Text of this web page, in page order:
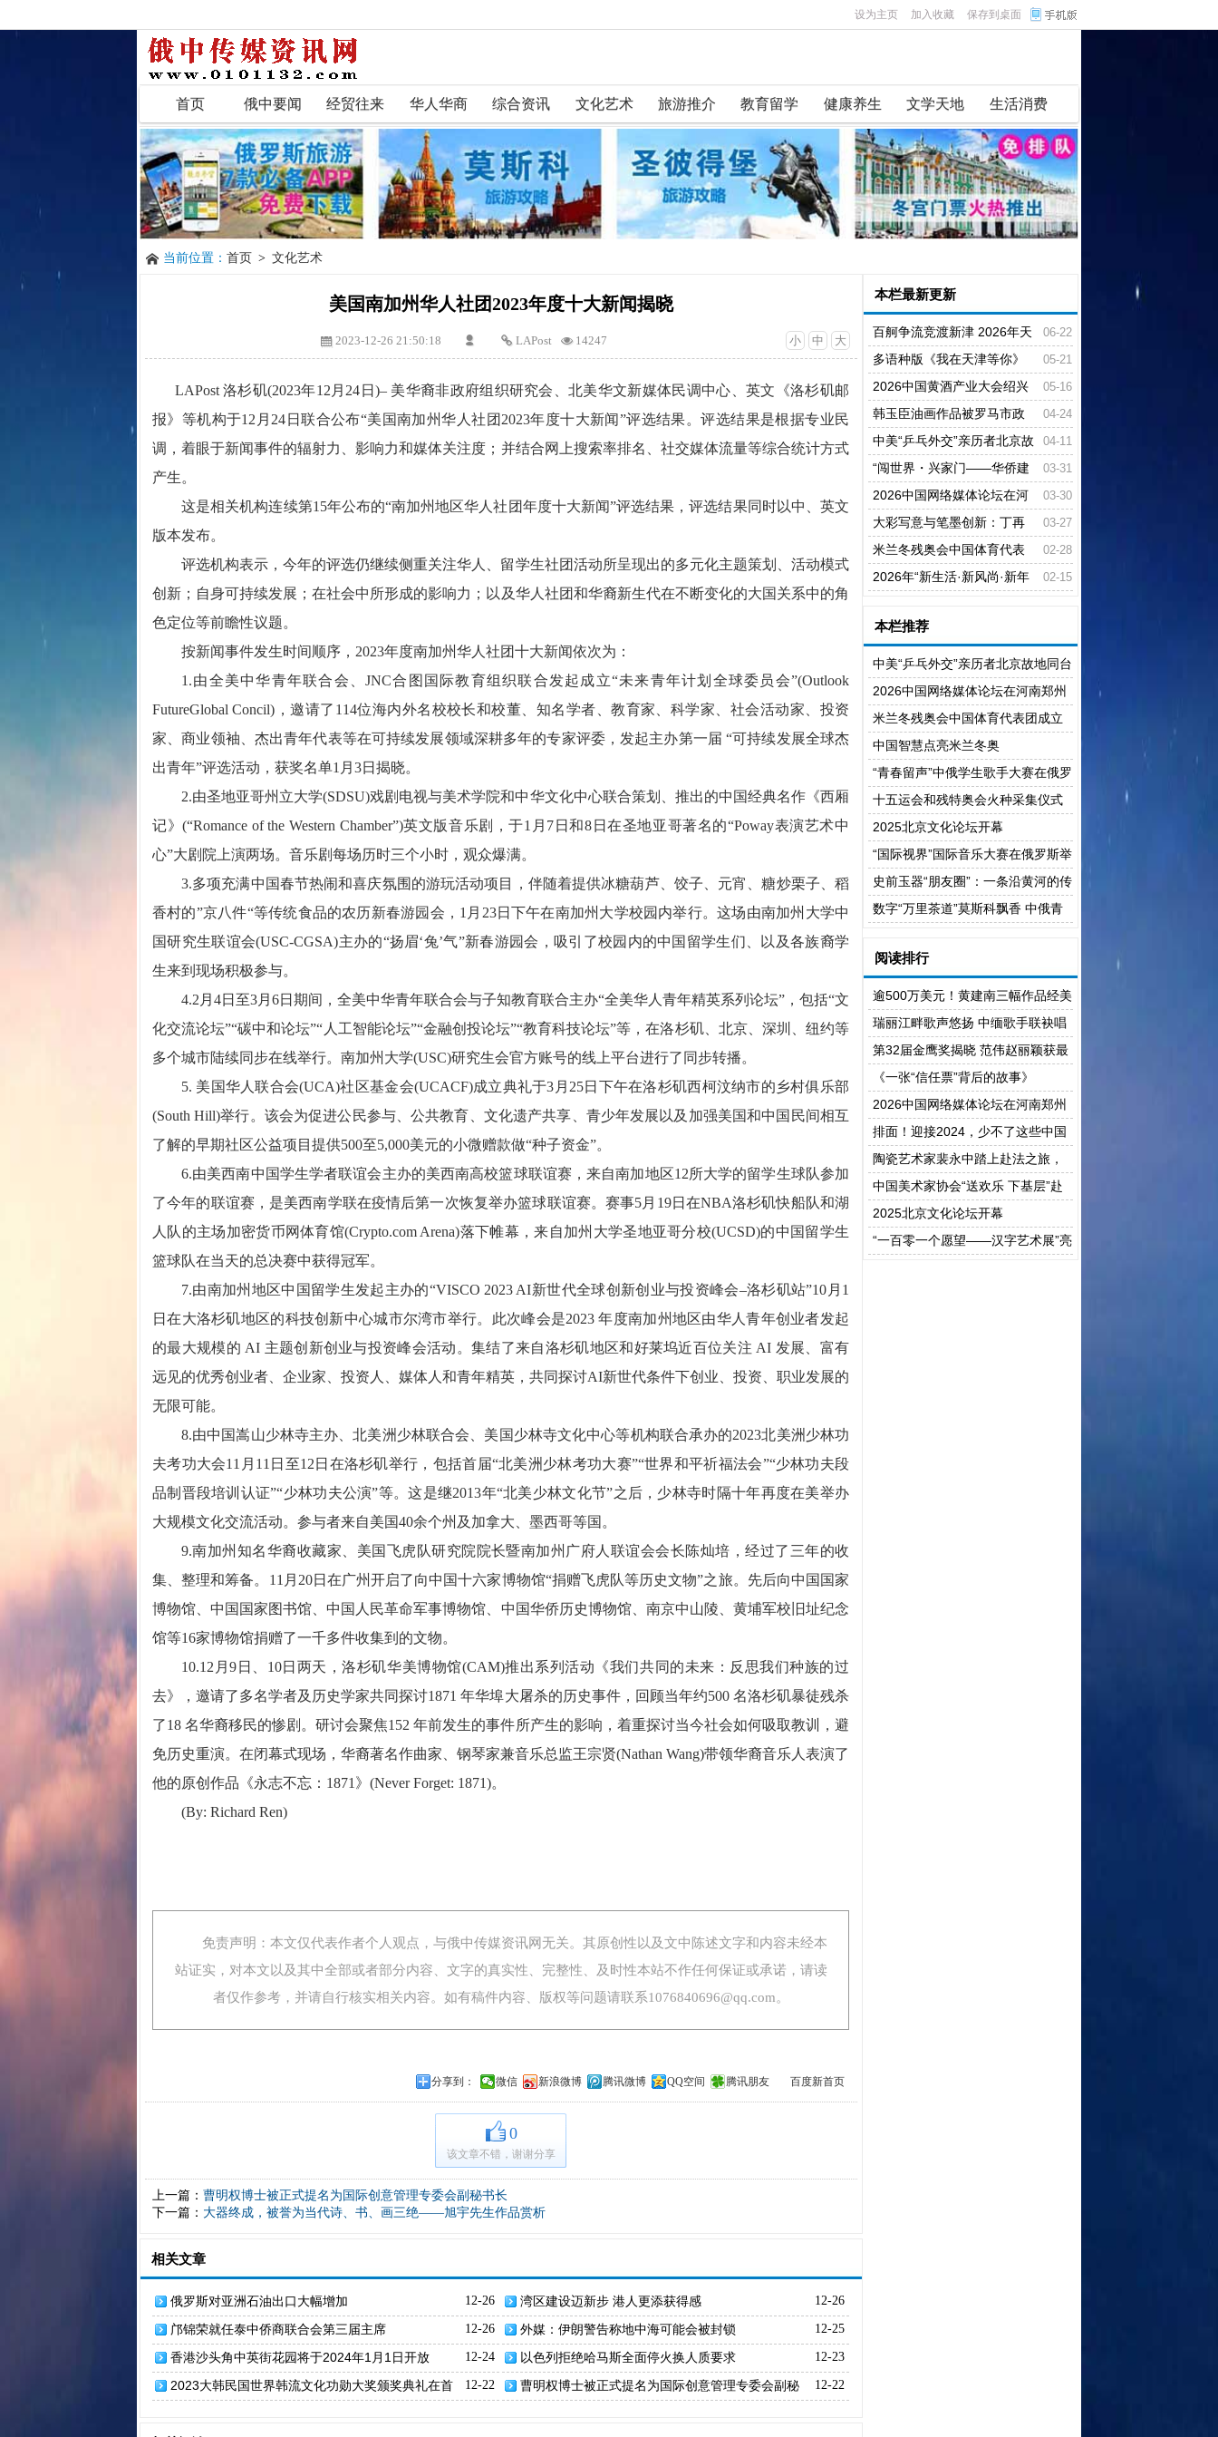
设为主页 加入收藏 保存到桌面
首页 俄中要闻 经贸往来 华人华商 综合资讯 文化艺术 旅游推介 教育留学 健康养生 文学天地 生活消费
当前位置： 首页 > 文化艺术
美国南加州华人社团2023年度十大新闻揭晓
小 中 大
2023-12-26 21:50:18 LAPost 14247
LAPost 洛杉矶(2023年12月24日)– 美华裔非政府组织研究会、北美华文新媒体民调中心、英文《洛杉矶邮
报》等机构于12月24日联合公布“美国南加州华人社团2023年度十大新闻”评选结果。评选结果是根据专业民
调，着眼于新闻事件的辐射力、影响力和媒体关注度；并结合网上搜索率排名、社交媒体流量等综合统计方式
产生。
这是相关机构连续第15年公布的“南加州地区华人社团年度十大新闻”评选结果，评选结果同时以中、英文
版本发布。
评选机构表示，今年的评选仍继续侧重关注华人、留学生社团活动所呈现出的多元化主题策划、活动模式
创新；自身可持续发展；在社会中所形成的影响力；以及华人社团和华裔新生代在不断变化的大国关系中的角
色定位等前瞻性议题。
按新闻事件发生时间顺序，2023年度南加州华人社团十大新闻依次为：
1.由全美中华青年联合会、JNC合图国际教育组织联合发起成立“未来青年计划全球委员会”(Outlook
FutureGlobal Concil)，邀请了114位海内外名校校长和校董、知名学者、教育家、科学家、社会活动家、投资
家、商业领袖、杰出青年代表等在可持续发展领域深耕多年的专家评委，发起主办第一届 “可持续发展全球杰
出青年”评选活动，获奖名单1月3日揭晓。
2.由圣地亚哥州立大学(SDSU)戏剧电视与美术学院和中华文化中心联合策划、推出的中国经典名作《西厢
记》(“Romance of the Western Chamber”)英文版音乐剧，于1月7日和8日在圣地亚哥著名的“Poway表演艺术中
心”大剧院上演两场。音乐剧每场历时三个小时，观众爆满。
3.多项充满中国春节热闹和喜庆氛围的游玩活动项目，伴随着提供冰糖葫芦、饺子、元宵、糖炒栗子、稻
香村的”京八件“等传统食品的农历新春游园会，1月23日下午在南加州大学校园内举行。这场由南加州大学中
国研究生联谊会(USC-CGSA)主办的“扬眉‘兔’气”新春游园会，吸引了校园内的中国留学生们、以及各族裔学
生来到现场积极参与。
4.2月4日至3月6日期间，全美中华青年联合会与子知教育联合主办“全美华人青年精英系列论坛”，包括“文
化交流论坛”“碳中和论坛”“人工智能论坛”“金融创投论坛”“教育科技论坛”等，在洛杉矶、北京、深圳、纽约等
多个城市陆续同步在线举行。南加州大学(USC)研究生会官方账号的线上平台进行了同步转播。
5. 美国华人联合会(UCA)社区基金会(UCACF)成立典礼于3月25日下午在洛杉矶西柯汶纳市的乡村俱乐部
(South Hill)举行。该会为促进公民参与、公共教育、文化遗产共享、青少年发展以及加强美国和中国民间相互
了解的早期社区公益项目提供500至5,000美元的小微赠款做“种子资金”。
6.由美西南中国学生学者联谊会主办的美西南高校篮球联谊赛，来自南加地区12所大学的留学生球队参加
了今年的联谊赛，是美西南学联在疫情后第一次恢复举办篮球联谊赛。赛事5月19日在NBA洛杉矶快船队和湖
人队的主场加密货币网体育馆(Crypto.com Arena)落下帷幕，来自加州大学圣地亚哥分校(UCSD)的中国留学生
篮球队在当天的总决赛中获得冠军。
7.由南加州地区中国留学生发起主办的“VISCO 2023 AI新世代全球创新创业与投资峰会–洛杉矶站”10月1
日在大洛杉矶地区的科技创新中心城市尔湾市举行。此次峰会是2023 年度南加州地区由华人青年创业者发起
的最大规模的 AI 主题创新创业与投资峰会活动。集结了来自洛杉矶地区和好莱坞近百位关注 AI 发展、富有
远见的优秀创业者、企业家、投资人、媒体人和青年精英，共同探讨AI新世代条件下创业、投资、职业发展的
无限可能。
8.由中国嵩山少林寺主办、北美洲少林联合会、美国少林寺文化中心等机构联合承办的2023北美洲少林功
夫考功大会11月11日至12日在洛杉矶举行，包括首届“北美洲少林考功大赛”“世界和平祈福法会”“少林功夫段
品制晋段培训认证”“少林功夫公演”等。这是继2013年“北美少林文化节”之后，少林寺时隔十年再度在美举办
大规模文化交流活动。参与者来自美国40余个州及加拿大、墨西哥等国。
9.南加州知名华裔收藏家、美国飞虎队研究院院长暨南加州广府人联谊会会长陈灿培，经过了三年的收
集、整理和筹备。11月20日在广州开启了向中国十六家博物馆“捐赠飞虎队等历史文物”之旅。先后向中国国家
博物馆、中国国家图书馆、中国人民革命军事博物馆、中国华侨历史博物馆、南京中山陵、黄埔军校旧址纪念
馆等16家博物馆捐赠了一千多件收集到的文物。
10.12月9日、10日两天，洛杉矶华美博物馆(CAM)推出系列活动《我们共同的未来：反思我们种族的过
去》，邀请了多名学者及历史学家共同探讨1871 年华埠大屠杀的历史事件，回顾当年约500 名洛杉矶暴徒残杀
了18 名华裔移民的惨剧。研讨会聚焦152 年前发生的事件所产生的影响，着重探讨当今社会如何吸取教训，避
免历史重演。在闭幕式现场，华裔著名作曲家、钢琴家兼音乐总监王宗贤(Nathan Wang)带领华裔音乐人表演了
他的原创作品《永志不忘：1871》(Never Forget: 1871)。
(By: Richard Ren)
免责声明：本文仅代表作者个人观点，与俄中传媒资讯网无关。其原创性以及文中陈述文字和内容未经本
站证实，对本文以及其中全部或者部分内容、文字的真实性、完整性、及时性本站不作任何保证或承诺，请读
者仅作参考，并请自行核实相关内容。如有稿件内容、版权等问题请联系1076840696@qq.com。
分享到： 微信 新浪微博 腾讯微博 QQ空间 腾讯朋友 百度新首页
0
该文章不错，谢谢分享
上一篇： 曹明权博士被正式提名为国际创意管理专委会副秘书长
下一篇： 大器终成，被誉为当代诗、书、画三绝——旭宇先生作品赏析
相关文章
12-26
俄罗斯对亚洲石油出口大幅增加 12-26
湾区建设迈新步 港人更添获得感
12-26
邝锦荣就任泰中侨商联合会第三届主席 12-25
外媒：伊朗警告称地中海可能会被封锁
12-24
香港沙头角中英街花园将于2024年1月1日开放 12-23
以色列拒绝哈马斯全面停火换人质要求
12-22
2023大韩民国世界韩流文化功勋大奖颁奖典礼在首
12-22
曹明权博士被正式提名为国际创意管理专委会副秘
本栏最新更新
06-22
百舸争流竞渡新津 2026年天
府端午龙舟会圆满收官
05-21
多语种版《我在天津等你》
歌曲发布
05-16
2026中国黄酒产业大会绍兴
举行 意大利华侨品酒大师接棒非遗
传承
04-24
韩玉臣油画作品被罗马市政
府收藏
04-11
中美“乒乓外交”亲历者北京故
地同台挥拍
03-31
“闯世界・兴家门——华侨建
筑中的时代风华与家国担当”展览开
幕
03-30
2026中国网络媒体论坛在河
南郑州开幕
03-27
大彩写意与笔墨创新：丁再
献话张立大彩写意画派
02-28
米兰冬残奥会中国体育代表
团成立
02-15
2026年“新生活·新风尚·新年
幕
本栏推荐
中美“乒乓外交”亲历者北京故地同台
挥拍
2026中国网络媒体论坛在河南郑州
开幕
米兰冬残奥会中国体育代表团成立
中国智慧点亮米兰冬奥
“青春留声”中俄学生歌手大赛在俄罗
斯举行
十五运会和残特奥会火种采集仪式
在广州南沙举行
2025北京文化论坛开幕
“国际视界”国际音乐大赛在俄罗斯举
行
史前玉器“朋友圈”：一条沿黄河的传
播之路
数字“万里茶道”莫斯科飘香 中俄青
阅读排行
逾500万美元！黄建南三幅作品经美
国资深鉴定师评估再创新高
瑞丽江畔歌声悠扬 中缅歌手联袂唱
响“胞波”情
第32届金鹰奖揭晓 范伟赵丽颖获最
佳男女主角奖
《一张“信任票”背后的故事》
2026中国网络媒体论坛在河南郑州
开幕
排面！迎接2024，少不了这些中国
元素！
陶瓷艺术家裴永中踏上赴法之旅，
受邀参加中法交流活动
中国美术家协会“送欢乐 下基层”赴
中铁建设集团西安东站项目开展慰
问活动
2025北京文化论坛开幕
“一百零一个愿望——汉字艺术展”亮